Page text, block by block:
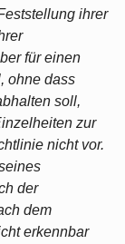
ihrer
für einen
ohne dass
soll,
zur
nicht vor.
der
dem
erkennbar